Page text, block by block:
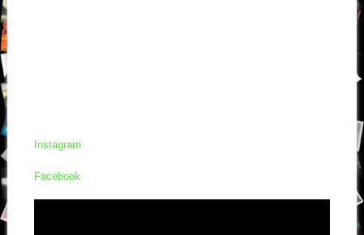
Instagram
Facebook